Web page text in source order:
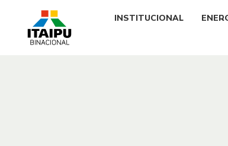
INSTITUCIONAL